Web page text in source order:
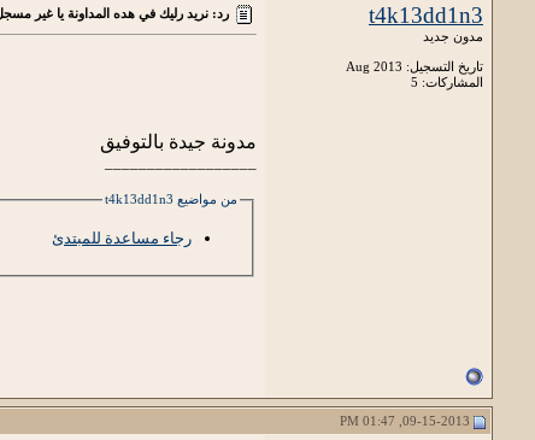
t4k13dd1n3
مدون جديد
تاريخ التسجيل: Aug 2013
المشاركات: 5
رد: نريد رليك في هده المداونة يا غير مسجل
مدونة جيدة بالتوفيق
من مواضيع t4k13dd1n3
رجاء مساعدة للمبتدئ